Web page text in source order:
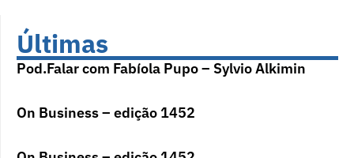
Últimas
Pod.Falar com Fabíola Pupo – Sylvio Alkimin
On Business – edição 1452